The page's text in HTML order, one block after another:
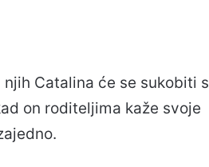
Catalina će se sukobiti s
on roditeljima kaže svoje